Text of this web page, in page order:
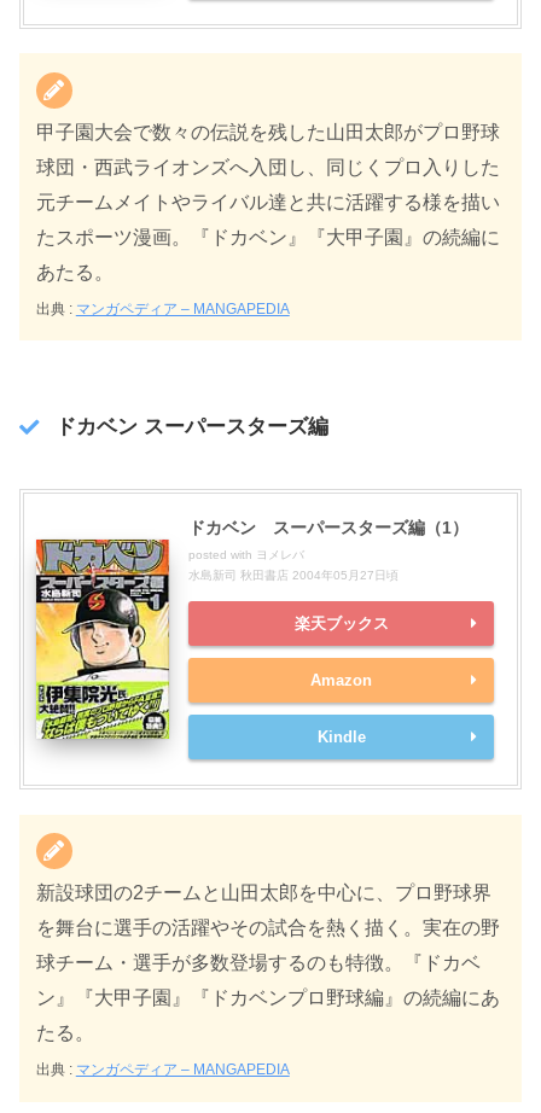
甲子園大会で数々の伝説を残した山田太郎がプロ野球
球団・西武ライオンズへ入団し、同じくプロ入りした
元チームメイトやライバル達と共に活躍する様を描い
たスポーツ漫画。『ドカベン』『大甲子園』の続編に
あたる。
出典 : マンガペディア – MANGAPEDIA
ドカベン スーパースターズ編
ドカベン スーパースターズ編（1）
posted with ヨメレバ
水島新司 秋田書店 2004年05月27日頃
楽天ブックス
Amazon
Kindle
新設球団の2チームと山田太郎を中心に、プロ野球界
を舞台に選手の活躍やその試合を熱く描く。実在の野
球チーム・選手が多数登場するのも特徴。『ドカベ
ン』『大甲子園』『ドカベンプロ野球編』の続編にあ
たる。
出典 : マンガペディア – MANGAPEDIA